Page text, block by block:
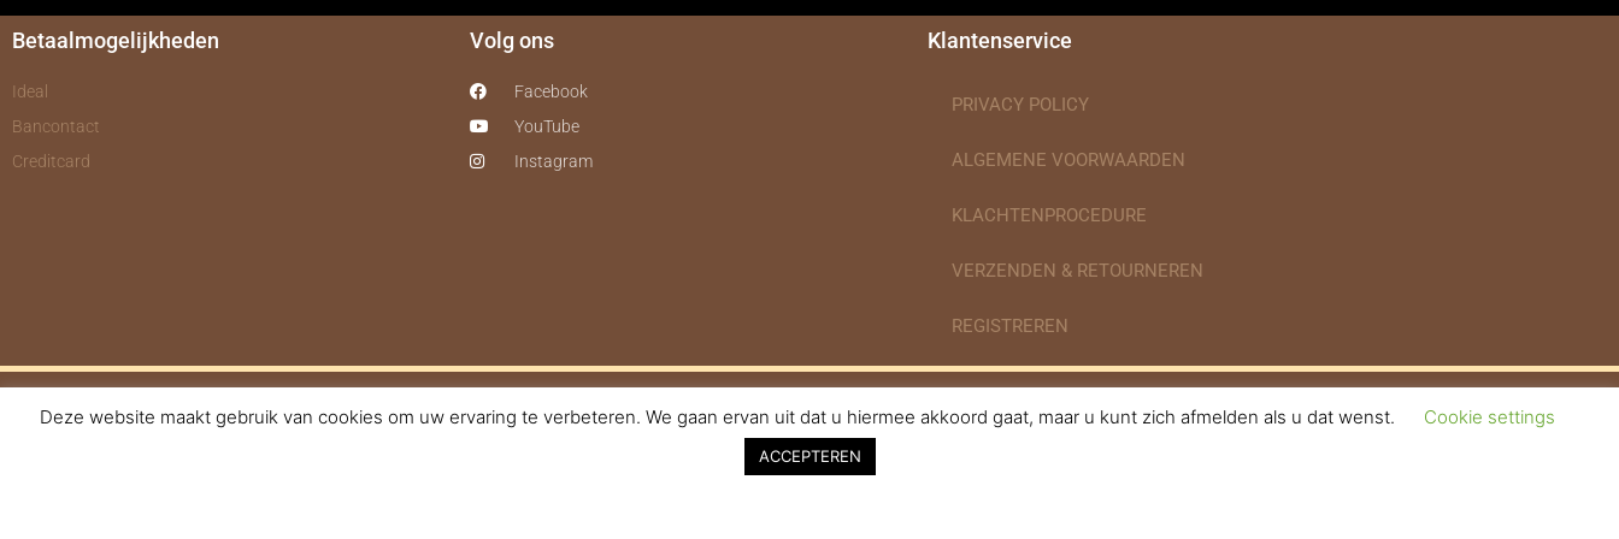
Betaalmogelijkheden
Ideal
Bancontact
Creditcard
Volg ons
Facebook
YouTube
Instagram
Klantenservice
PRIVACY POLICY
ALGEMENE VOORWAARDEN
KLACHTENPROCEDURE
VERZENDEN & RETOURNEREN
REGISTREREN
© 2017-2025 Nagelbenodigdheden.nl Webdesign ontworpen door de BeautyMarketeer
Deze website maakt gebruik van cookies om uw ervaring te verbeteren. We gaan ervan uit dat u hiermee akkoord gaat, maar u kunt zich afmelden als u dat wenst. Cookie settings
ACCEPTEREN